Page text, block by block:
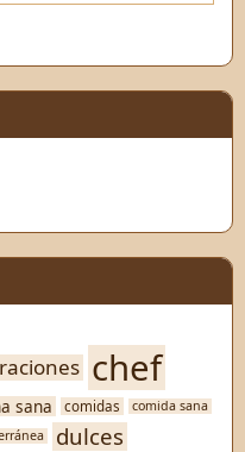
chef
sana comidas comida sana
dulces